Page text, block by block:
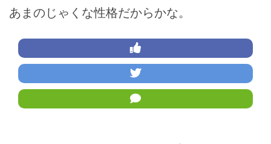
あまのじゃくな性格だからかな。